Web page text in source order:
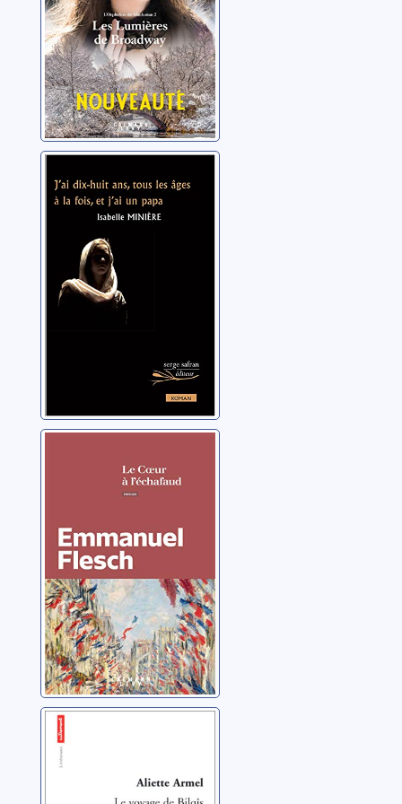
tous les âges à la
fois, et j'ai un
papa
Minière, Isabelle
l'échafaud
Le voyage de
Bilqîs
Armel, Aliette